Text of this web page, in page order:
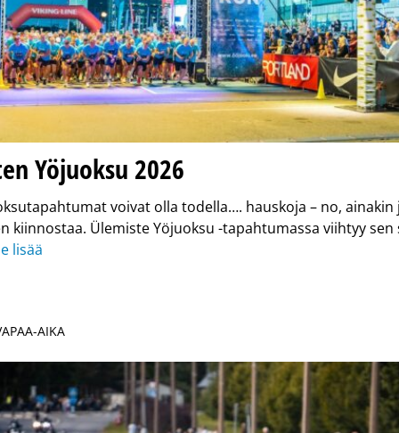
Yöjuoksu 2026
voivat olla todella…. hauskoja – no, ainakin
kiinnostaa. Ülemiste Yöjuoksu -tapahtumassa viihtyy sen
lisää
AIKA